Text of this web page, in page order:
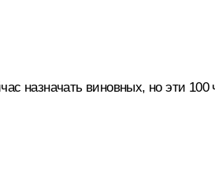
назначать виновных, но эти